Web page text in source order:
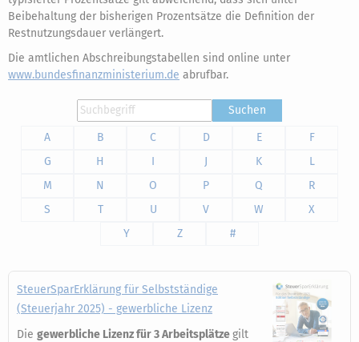
Beibehaltung der bisherigen Prozentsätze die Definition der
Restnutzungsdauer verlängert.
Die amtlichen Abschreibungstabellen sind online unter
www.bundesfinanzministerium.de abrufbar.
Suchen
A
B C D E
F
G
H I J K
L
M
N O P Q
R
S
T U V W
X
Y
Z #
SteuerSparErklärung für Selbstständige
(Steuerjahr 2025) - gewerbliche Lizenz
Die gewerbliche Lizenz für 3 Arbeitsplätzegilt